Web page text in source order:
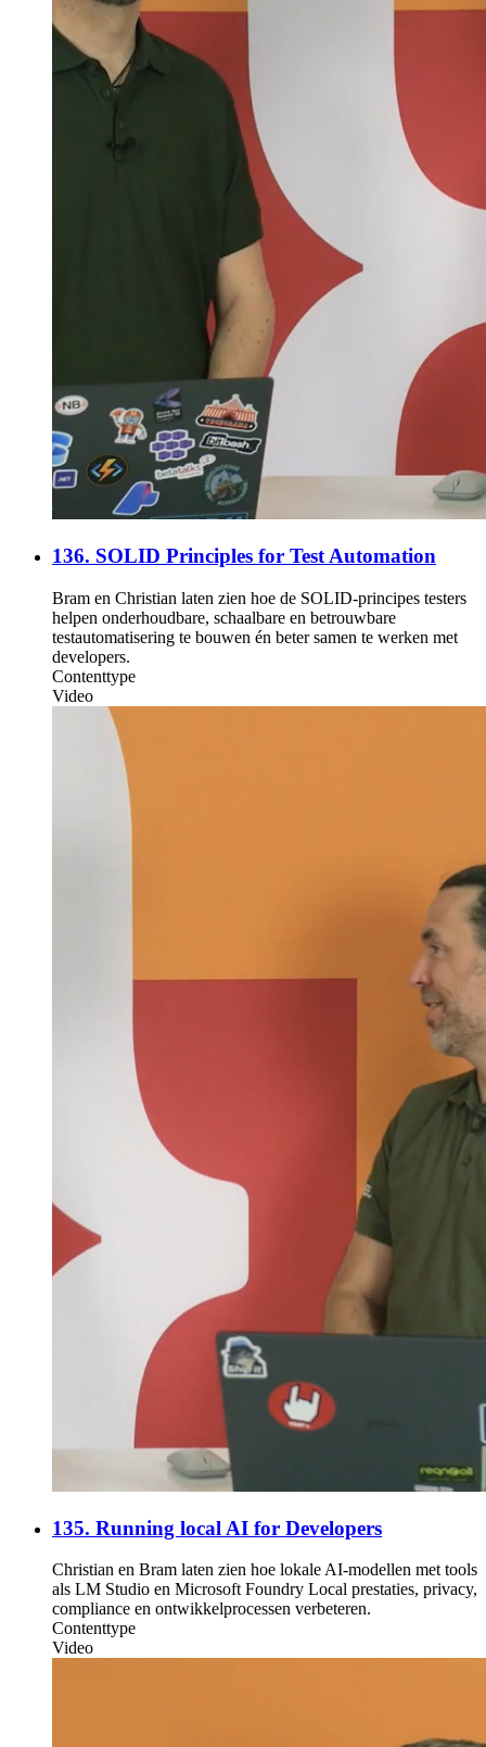
136. SOLID Principles for Test Automation
Bram en Christian laten zien hoe de SOLID-principes testers
helpen onderhoudbare, schaalbare en betrouwbare
testautomatisering te bouwen én beter samen te werken met
developers.
Contenttype
Video
135. Running local AI for Developers
Christian en Bram laten zien hoe lokale AI-modellen met tools
als LM Studio en Microsoft Foundry Local prestaties, privacy,
compliance en ontwikkelprocessen verbeteren.
Contenttype
Video